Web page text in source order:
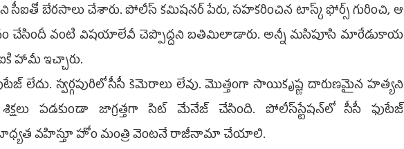
సీఐతో బేరసాలు చేశారు. పోలీస్‌ కమిషనర్‌ పేరు, సహకరించిన టాస్క్‌ ఫోర్స్‌ గురించి, ఆ
చేసిందీ వంటి విషయాలేవీ చెప్పొద్దని బతిమిలాడారు. అన్నీ మసిపూసి మారేడుకాయ
హామీ ఇచ్చారు.
లేదు. స్వర్గపురిలో సీసీ కెమెరాలు లేవు. మొత్తంగా సాయికృష్ణ దారుణమైన హత్యని
శిక్షలు పడకుండా జాగ్రత్తగా సిట్‌ మేనేజ్‌ చేసింది. పోలీస్‌స్టేషన్‌లో సీసీ ఫుటేజ్‌
వహిస్తూ హోం మంత్రి వెంటనే రాజీనామా చేయాలి.